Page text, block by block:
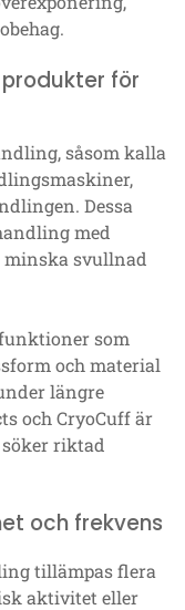
för
såsom kalla
Dessa
med
svullnad
som
och material
längre
och CryoCuff är
riktad
och frekvens
tillämpas flera
aktivitet eller